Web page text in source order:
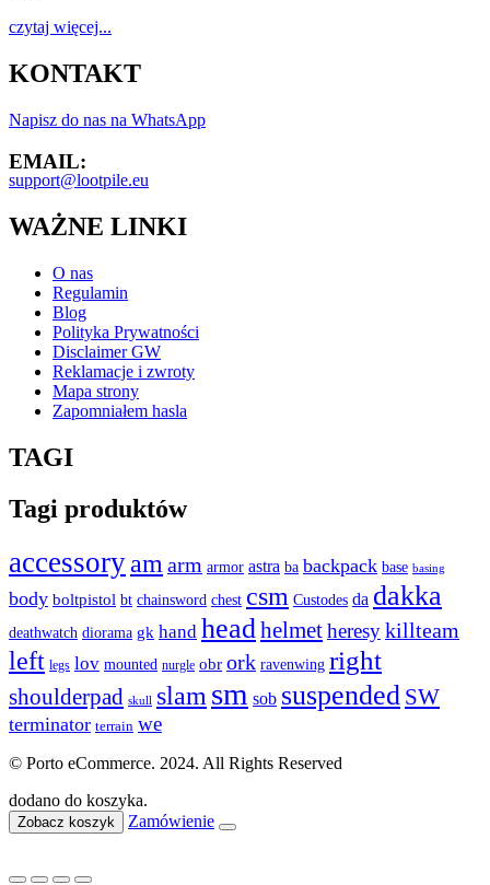
czytaj więcej...
KONTAKT
Napisz do nas na WhatsApp
EMAIL:
support@lootpile.eu
WAŻNE LINKI
O nas
Regulamin
Blog
Polityka Prywatności
Disclaimer GW
Reklamacje i zwroty
Mapa strony
Zapomniałem hasla
TAGI
Tagi produktów
accessoryam arm armor astra ba backpack base basing
body boltpistol bt chainsword chest csm Custodes da dakka
deathwatch diorama gk hand headhelmetheresykillteam
left legs lov mounted nurgle obr ork ravenwing right
shoulderpad skull slam sm sob suspended SW
terminator terrain we
© Porto eCommerce. 2024. All Rights Reserved
dodano do koszyka.
Zobacz koszyk Zamówienie